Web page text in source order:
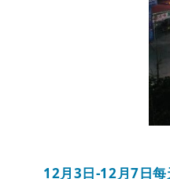
12月3日-12月7日